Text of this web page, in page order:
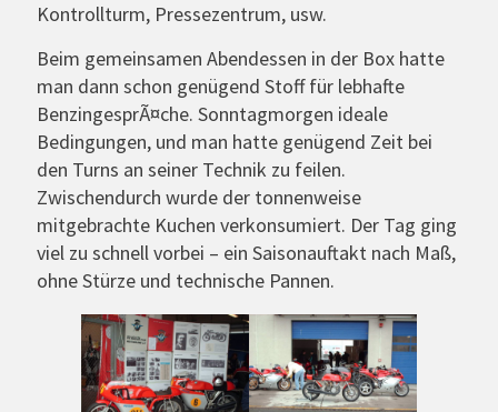
Kontrollturm, Pressezentrum, usw.
Beim gemeinsamen Abendessen in der Box hatte
man dann schon genügend Stoff für lebhafte
BenzingesprÃ¤che. Sonntagmorgen ideale
Bedingungen, und man hatte genügend Zeit bei
den Turns an seiner Technik zu feilen.
Zwischendurch wurde der tonnenweise
mitgebrachte Kuchen verkonsumiert. Der Tag ging
viel zu schnell vorbei – ein Saisonauftakt nach Maß,
ohne Stürze und technische Pannen.